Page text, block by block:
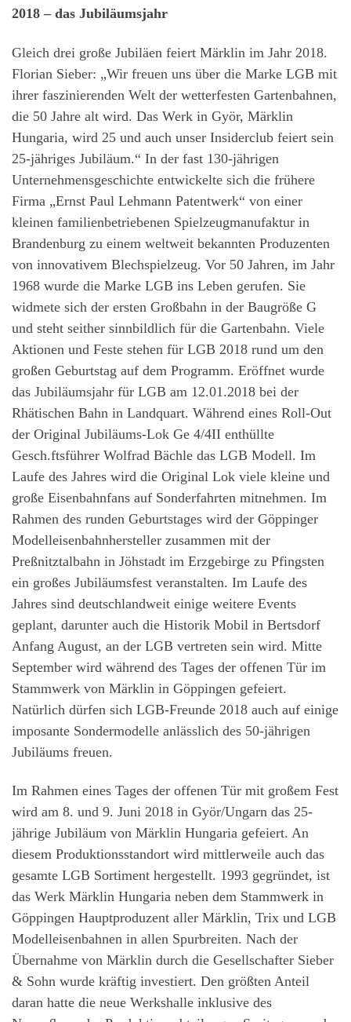
2018 – das Jubiläumsjahr
Gleich drei große Jubiläen feiert Märklin im Jahr 2018.
Florian Sieber: „Wir freuen uns über die Marke LGB mit
ihrer faszinierenden Welt der wetterfesten Gartenbahnen,
die 50 Jahre alt wird. Das Werk in Györ, Märklin
Hungaria, wird 25 und auch unser Insiderclub feiert sein
25-jähriges Jubiläum.“ In der fast 130-jährigen
Unternehmensgeschichte entwickelte sich die frühere
Firma „Ernst Paul Lehmann Patentwerk“ von einer
kleinen familienbetriebenen Spielzeugmanufaktur in
Brandenburg zu einem weltweit bekannten Produzenten
von innovativem Blechspielzeug. Vor 50 Jahren, im Jahr
1968 wurde die Marke LGB ins Leben gerufen. Sie
widmete sich der ersten Großbahn in der Baugröße G
und steht seither sinnbildlich für die Gartenbahn. Viele
Aktionen und Feste stehen für LGB 2018 rund um den
großen Geburtstag auf dem Programm. Eröffnet wurde
das Jubiläumsjahr für LGB am 12.01.2018 bei der
Rhätischen Bahn in Landquart. Während eines Roll-Out
der Original Jubiläums-Lok Ge 4/4II enthüllte
Gesch.ftsführer Wolfrad Bächle das LGB Modell. Im
Laufe des Jahres wird die Original Lok viele kleine und
große Eisenbahnfans auf Sonderfahrten mitnehmen. Im
Rahmen des runden Geburtstages wird der Göppinger
Modelleisenbahnhersteller zusammen mit der
Preßnitztalbahn in Jöhstadt im Erzgebirge zu Pfingsten
ein großes Jubiläumsfest veranstalten. Im Laufe des
Jahres sind deutschlandweit einige weitere Events
geplant, darunter auch die Historik Mobil in Bertsdorf
Anfang August, an der LGB vertreten sein wird. Mitte
September wird während des Tages der offenen Tür im
Stammwerk von Märklin in Göppingen gefeiert.
Natürlich dürfen sich LGB-Freunde 2018 auch auf einige
imposante Sondermodelle anlässlich des 50-jährigen
Jubiläums freuen.
Im Rahmen eines Tages der offenen Tür mit großem Fest
wird am 8. und 9. Juni 2018 in Györ/Ungarn das 25-
jährige Jubiläum von Märklin Hungaria gefeiert. An
diesem Produktionsstandort wird mittlerweile auch das
gesamte LGB Sortiment hergestellt. 1993 gegründet, ist
das Werk Märklin Hungaria neben dem Stammwerk in
Göppingen Hauptproduzent aller Märklin, Trix und LGB
Modelleisenbahnen in allen Spurbreiten. Nach der
Übernahme von Märklin durch die Gesellschafter Sieber
& Sohn wurde kräftig investiert. Den größten Anteil
daran hatte die neue Werkshalle inklusive des